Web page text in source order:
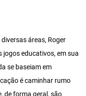
áreas, Roger
jogos educativos, em sua
se baseiam em
é caminhar rumo
de forma geral, são